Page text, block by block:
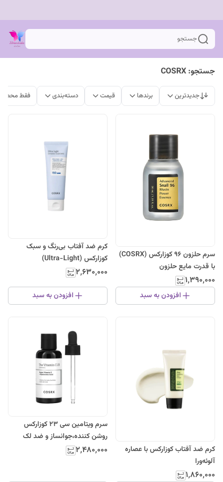
جستجو
جستجو: COSRX
جدیدترین برندها قیمت دسته‌بندی فقط
سرم حلزون ۹۶ کوزارکس (COSRX)
با قدرت مایع حلزون
۱٬۳۹۰٬۰۰۰
افزودن به سبد
کرم ضد آفتاب بی‌رنگ و سبک
کوزارکس (Ultra-Light)
۲٬۶۳۰٬۰۰۰
افزودن به سبد
کرم ضد آفتاب کوزارکس با عصاره
آلوئه‌ورا
۱٬۸۶۰٬۰۰۰
سرم ویتامین سی ۲۳ کوزارکس
روشن کننده،جوانساز و ضد لک
۲٬۴۸۰٬۰۰۰